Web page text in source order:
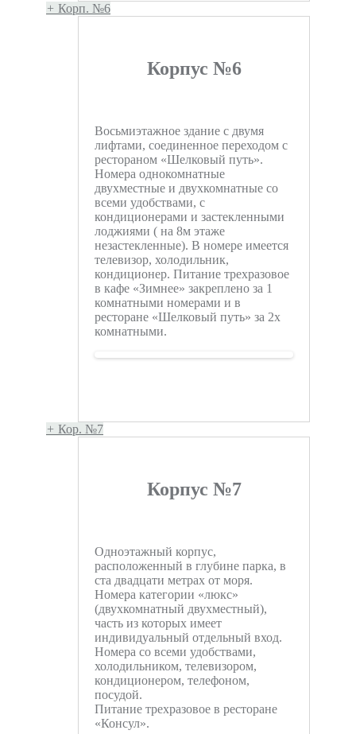
+ Корп. №6
Корпус №6
Восьмиэтажное здание с двумя
лифтами, соединенное переходом с
рестораном «Шелковый путь».
Номера однокомнатные
двухместные и двухкомнатные со
всеми удобствами, с
кондиционерами и застекленными
лоджиями ( на 8м этаже
незастекленные). В номере имеется
телевизор, холодильник,
кондиционер. Питание трехразовое
в кафе «Зимнее» закреплено за 1
комнатными номерами и в
ресторане «Шелковый путь» за 2х
комнатными.
+ Кор. №7
Корпус №7
Одноэтажный корпус,
расположенный в глубине парка, в
ста двадцати метрах от моря.
Номера категории «люкс»
(двухкомнатный двухместный),
часть из которых имеет
индивидуальный отдельный вход.
Номера со всеми удобствами,
холодильником, телевизором,
кондиционером, телефоном,
посудой.
Питание трехразовое в ресторане
«Консул».